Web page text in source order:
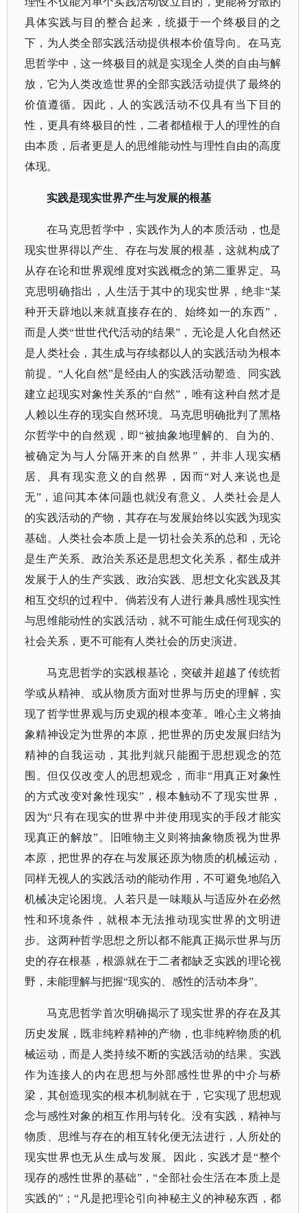
具体实践与目的整合起来，统摄于一个终极目的之
下，为人类全部实践活动提供根本价值导向。在马克
思哲学中，这一终极目的就是实现全人类的自由与解
放，它为人类改造世界的全部实践活动提供了最终的
价值遵循。因此，人的实践活动不仅具有当下目的
性，更具有终极目的性，二者都植根于人的理性的自
由本质，后者更是人的思维能动性与理性自由的高度
体现。
实践是现实世界产生与发展的根基
在马克思哲学中，实践作为人的本质活动，也是
现实世界得以产生、存在与发展的根基，这就构成了
从存在论和世界观维度对实践概念的第二重界定。马
克思明确指出，人生活于其中的现实世界，绝非“某
种开天辟地以来就直接存在的、始终如一的东西”，
而是人类“世世代代活动的结果”，无论是人化自然还
是人类社会，其生成与存续都以人的实践活动为根本
前提。“人化自然”是经由人的实践活动塑造、同实践
建立起现实对象性关系的“自然”，唯有这种自然才是
人赖以生存的现实自然环境。马克思明确批判了黑格
尔哲学中的自然观，即“被抽象地理解的、自为的、
被确定为与人分隔开来的自然界”，并非人现实栖
居、具有现实意义的自然界，因而“对人来说也是
无”，追问其本体问题也就没有意义。人类社会是人
的实践活动的产物，其存在与发展始终以实践为现实
基础。人类社会本质上是一切社会关系的总和，无论
是生产关系、政治关系还是思想文化关系，都生成并
发展于人的生产实践、政治实践、思想文化实践及其
相互交织的过程中。倘若没有人进行兼具感性现实性
与思维能动性的实践活动，就不可能生成任何现实的
社会关系，更不可能有人类社会的历史演进。
马克思哲学的实践根基论，突破并超越了传统哲
学或从精神、或从物质方面对世界与历史的理解，实
现了哲学世界观与历史观的根本变革。唯心主义将抽
象精神设定为世界的本原，把世界的历史发展归结为
精神的自我运动，其批判就只能囿于思想观念的范
围。但仅仅改变人的思想观念，而非“用真正对象性
的方式改变对象性现实”，根本触动不了现实世界，
因为“只有在现实的世界中并使用现实的手段才能实
现真正的解放”。旧唯物主义则将抽象物质视为世界
本原，把世界的存在与发展还原为物质的机械运动，
同样无视人的实践活动的能动作用，不可避免地陷入
机械决定论困境。人若只是一味顺从与适应外在必然
性和环境条件，就根本无法推动现实世界的文明进
步。这两种哲学思想之所以都不能真正揭示世界与历
史的存在根基，根源就在于二者都缺乏实践的理论视
野，未能理解与把握“现实的、感性的活动本身”。
马克思哲学首次明确揭示了现实世界的存在及其
历史发展，既非纯粹精神的产物，也非纯粹物质的机
械运动，而是人类持续不断的实践活动的结果。实践
作为连接人的内在思想与外部感性世界的中介与桥
梁，其创造现实的根本机制就在于，它实现了思想观
念与感性对象的相互作用与转化。没有实践，精神与
物质、思维与存在的相互转化便无法进行，人所处的
现实世界也无从生成与发展。因此，实践才是“整个
现存的感性世界的基础”，“全部社会生活在本质上是
实践的”；“凡是把理论引向神秘主义的神秘东西，都